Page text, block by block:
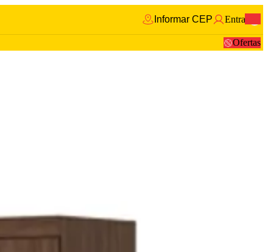
Informar CEP Entrar
Ofertas